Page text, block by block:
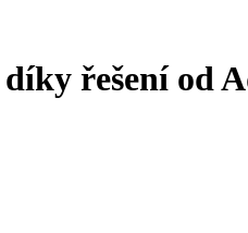
řešení od